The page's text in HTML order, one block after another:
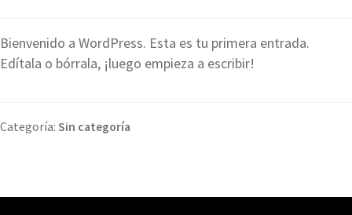
Bienvenido a WordPress. Esta es tu primera entrada.
Edítala o bórrala, ¡luego empieza a escribir!
Categoría: Sin categoría